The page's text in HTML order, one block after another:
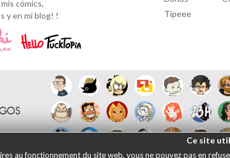
cómics,
y en mi blog! !
Tipeee
Ce site
au fonctionnement du site web, vous ne pouvez pas en